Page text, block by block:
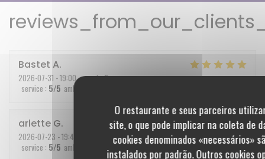
O restaurante e seus parceiros
site, o que pode implicar na coleta de
cookies denominados «necessários»
instalados por padrão. Outros cookies
Bastet A
2026-07-31 - 19:00 - guests 2
service : 5/5 ambience
arlette G
2026-07-23 - 19:45 - guests 2
service : 5/5 ambience menu:5/5 quality_price:5 /5